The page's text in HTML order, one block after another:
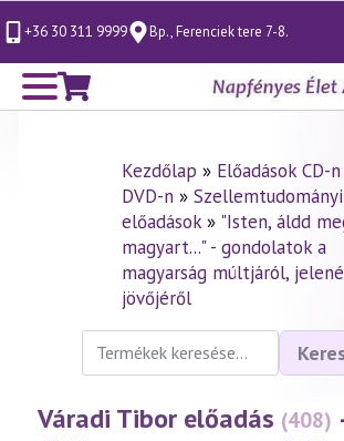
+36 30 311 9999 Bp., Ferenciek tere 7-8.
Kezdőlap » Előadások CD-
DVD-n» Szellemtudományi
előadások» "Isten, áldd
magyart..." - gondolatok a
magyarság múltjáról,
jövőjéről
Keresés
következőre:
Váradi Tibor előadás (408)